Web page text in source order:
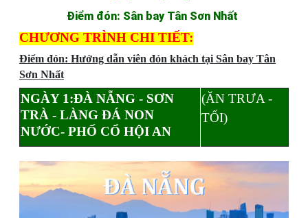
Điểm đón: Sân bay Tân Sơn Nhất
CHƯƠNG TRÌNH CHI TIẾT:
Điểm đón: Hướng dẫn viên đón khách tại Sân bay Tân
Sơn Nhất
NGÀY 1:ĐÀ NẴNG - SƠN
TRÀ - LÀNG ĐÁ NON
NƯỚC- PHỐ CỔ HỘI AN
(ĂN TRƯA -
TỐI)